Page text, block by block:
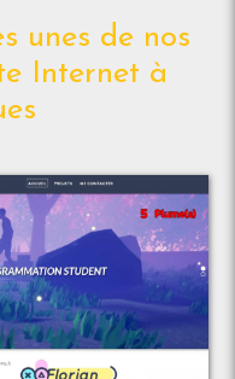
unes de nos
Internet à
Voir le projet
Florian Gras